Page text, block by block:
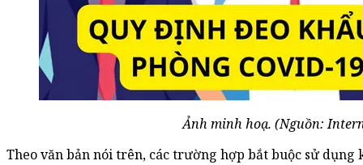
Ảnh minh hoạ. (Nguồn:
Theo văn bản nói trên, các trường hợp bắt buộc sử dụng